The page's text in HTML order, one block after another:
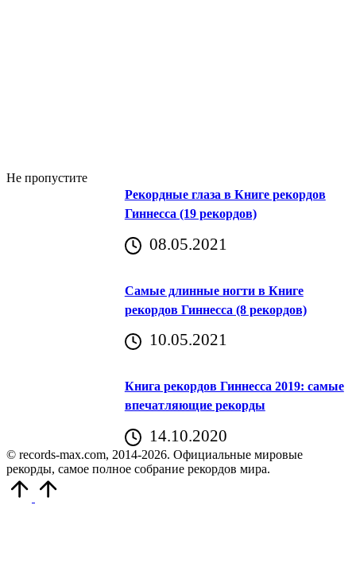
Не пропустите
Рекордные глаза в Книге рекордов
Гиннесса (19 рекордов)
08.05.2021
Самые длинные ногти в Книге
рекордов Гиннесса (8 рекордов)
10.05.2021
Книга рекордов Гиннесса 2019: самые
впечатляющие рекорды
14.10.2020
© records-max.com, 2014-2026. Официальные мировые
рекорды, самое полное собрание рекордов мира.